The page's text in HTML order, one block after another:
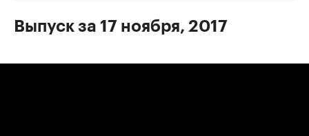
Выпуск за 17 ноября, 2017